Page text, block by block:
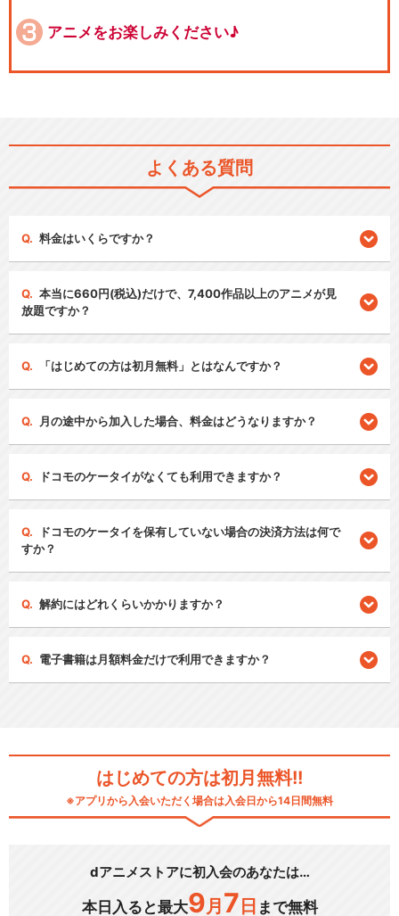
アニメをお楽しみください♪
よくある質問
料金はいくらですか？
本当に660円(税込)だけで、7,400作品以上のアニメが見
放題ですか？
「はじめての方は初月無料」とはなんですか？
月の途中から加入した場合、料金はどうなりますか？
ドコモのケータイがなくても利用できますか？
ドコモのケータイを保有していない場合の決済方法は何で
すか？
解約にはどれくらいかかりますか？
電子書籍は月額料金だけで利用できますか？
はじめての方は初月無料!!
※アプリから入会いただく場合は入会日から14日間無料
dアニメストアに初入会のあなたは…
本日入ると最大9 月 7 日 まで無料